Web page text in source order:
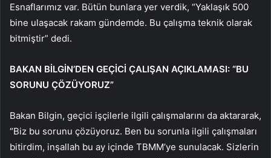
Esnaflarımız var. Bütün bunlara yer verdik, “Yaklaşık 500
bine ulaşacak rakam gündemde. Bu çalışma teknik olarak
bitmiştir” dedi.
BAKAN BİLGİN’DEN GEÇİCİ ÇALIŞAN AÇIKLAMASI: “BU
SORUNU ÇÖZÜYORUZ”
Bakan Bilgin, geçici işçilerle ilgili çalışmalarını da aktararak,
“Biz bu sorunu çözüyoruz. Ben bu sorunla ilgili çalışmaları
bitirdim, inşallah bu ay içinde TBMM’ye sunulacak. Sizlerin